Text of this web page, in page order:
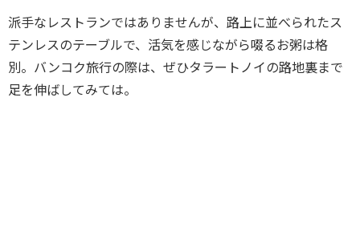
派手なレストランではありませんが、路上に並べられたス
テンレスのテーブルで、活気を感じながら啜るお粥は格
別。バンコク旅行の際は、ぜひタラートノイの路地裏まで
足を伸ばしてみては。